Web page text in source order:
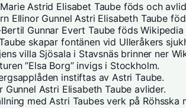
Astrid Elisabet Taube föds och
Ellinor Gunnel Astri Elisabeth Taube
Gunnar Evert Taube föds
skapar fontänen vid Ulleråkers
villa Sjösala i Stavsnäs brinner ner
”Elsa Borg” invigs i Stockholm.
instiftas av Astri Taube.
Gunnel Astri Elisabeth Taube avlider.
med Astri Taubes verk på